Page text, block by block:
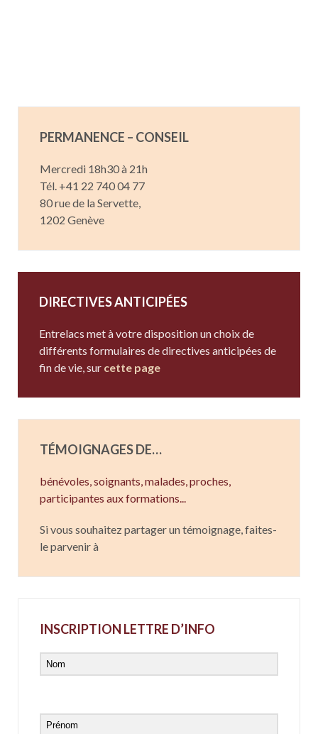
PERMANENCE – CONSEIL
Mercredi 18h30 à 21h
Tél. +41 22 740 04 77
80 rue de la Servette,
1202 Genève
DIRECTIVES ANTICIPÉES
Entrelacs met à votre disposition un choix de
différents formulaires de directives anticipées de
fin de vie, sur cette page
TÉMOIGNAGES DE…
bénévoles, soignants,malades,proches,
participantes aux formations...
Si vous souhaitez partager un témoignage, faites-
le parvenir à
INSCRIPTION LETTRE D’INFO